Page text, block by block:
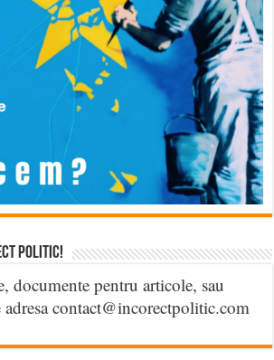
Politic!
documente pentru articole, sau
adresa contact@incorectpolitic.com